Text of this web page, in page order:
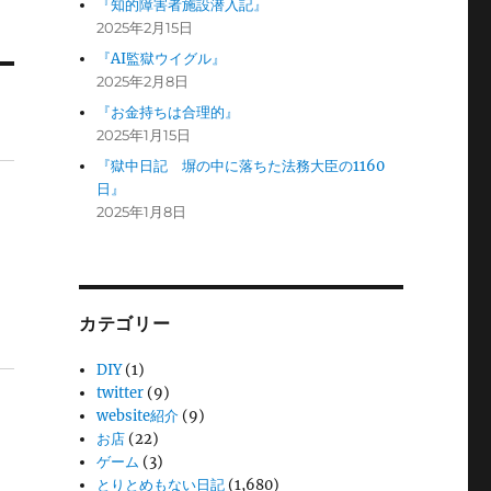
『知的障害者施設潜入記』
2025年2月15日
『AI監獄ウイグル』
2025年2月8日
『お金持ちは合理的』
2025年1月15日
『獄中日記 塀の中に落ちた法務大臣の1160
日』
2025年1月8日
カテゴリー
DIY(1)
twitter (9)
website紹介 (9)
お店 (22)
ゲーム (3)
とりとめもない日記 (1,680)